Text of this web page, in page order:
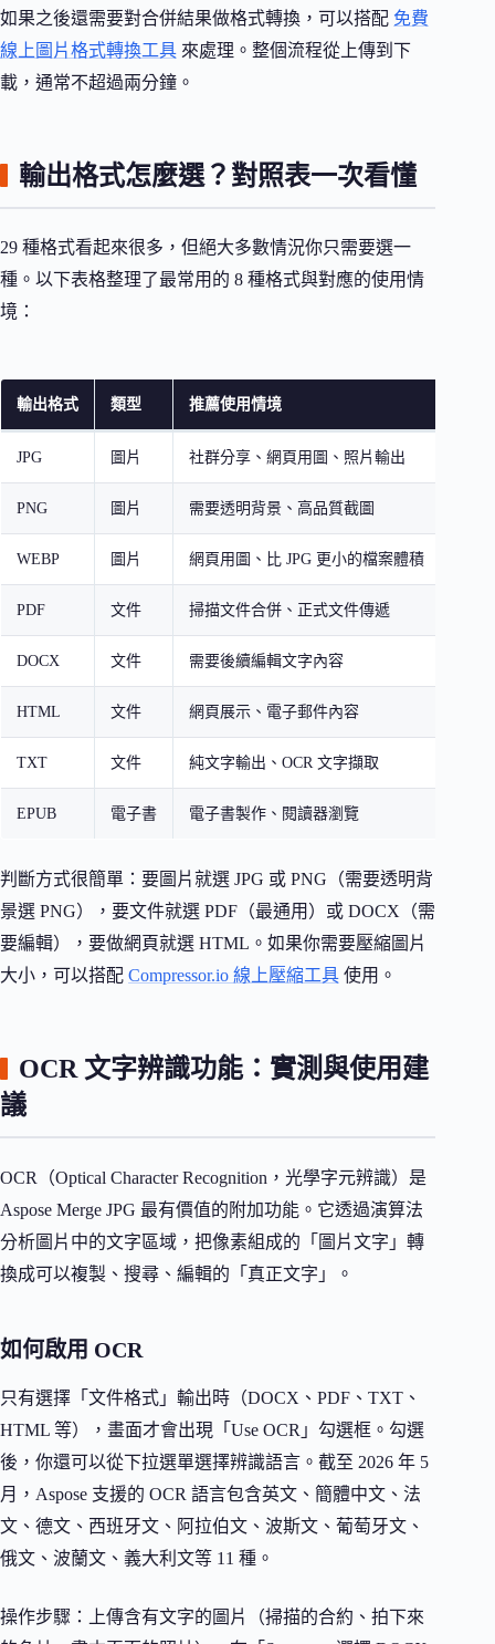
如果之後還需要對合併結果做格式轉換，可以搭配 免費
線上圖片格式轉換工具 來處理。整個流程從上傳到下
載，通常不超過兩分鐘。
輸出格式怎麼選？對照表一次看懂
29 種格式看起來很多，但絕大多數情況你只需要選一
種。以下表格整理了最常用的 8 種格式與對應的使用情
境：
輸出格式 類型 推薦使用情境
JPG 圖片 社群分享、網頁用圖、照片輸出
PNG 圖片 需要透明背景、高品質截圖
WEBP 圖片 網頁用圖、比 JPG 更小的檔案體積
PDF 文件 掃描文件合併、正式文件傳遞
DOCX 文件 需要後續編輯文字內容
HTML 文件 網頁展示、電子郵件內容
TXT 文件 純文字輸出、OCR 文字擷取
EPUB 電子書 電子書製作、閱讀器瀏覽
判斷方式很簡單：要圖片就選 JPG 或 PNG（需要透明背
景選 PNG），要文件就選 PDF（最通用）或 DOCX（需
要編輯），要做網頁就選 HTML。如果你需要壓縮圖片
大小，可以搭配 Compressor.io 線上壓縮工具 使用。
OCR 文字辨識功能：實測與使用建
議
OCR（Optical Character Recognition，光學字元辨識）是
Aspose Merge JPG 最有價值的附加功能。它透過演算法
分析圖片中的文字區域，把像素組成的「圖片文字」轉
換成可以複製、搜尋、編輯的「真正文字」。
如何啟用 OCR
只有選擇「文件格式」輸出時（DOCX、PDF、TXT、
HTML 等），畫面才會出現「Use OCR」勾選框。勾選
後，你還可以從下拉選單選擇辨識語言。截至 2026 年 5
月，Aspose 支援的 OCR 語言包含英文、簡體中文、法
文、德文、西班牙文、阿拉伯文、波斯文、葡萄牙文、
俄文、波蘭文、義大利文等 11 種。
操作步驟：上傳含有文字的圖片（掃描的合約、拍下來